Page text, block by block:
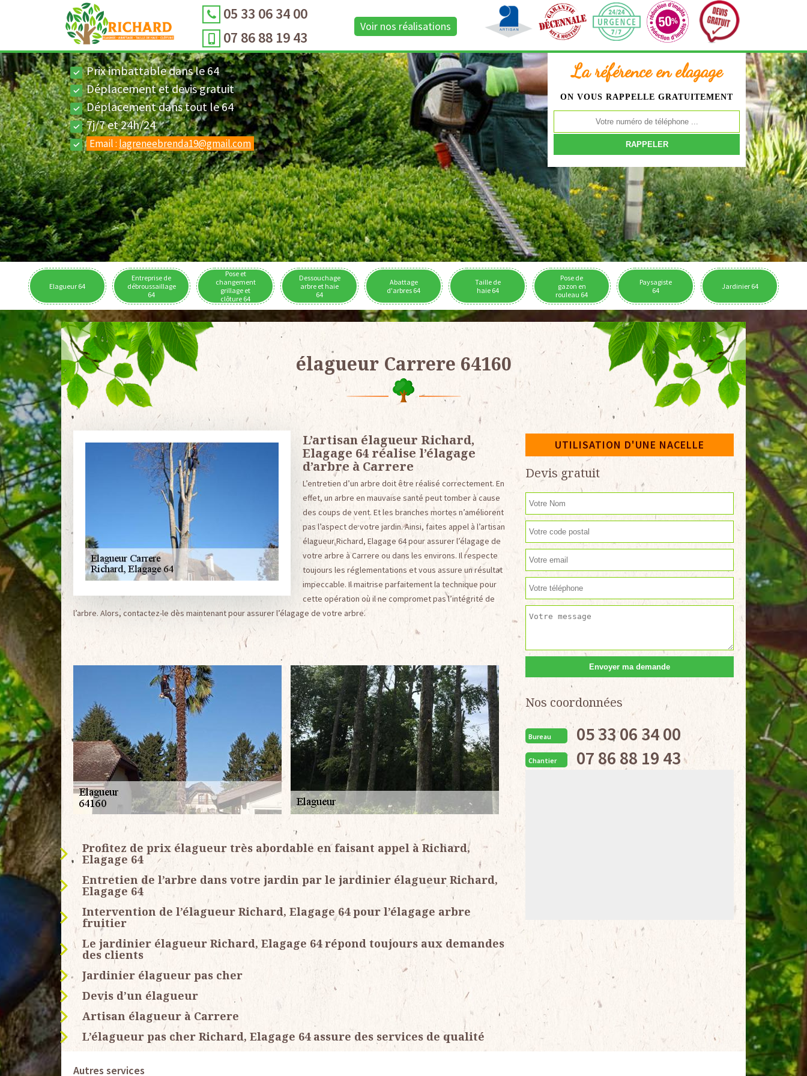
05 33 06 34 00
07 86 88 19 43
Voir nos réalisations
La référence en elagage
ON VOUS RAPPELLE GRATUITEMENT
Prix imbattable dans le 64
Déplacement et devis gratuit
Déplacement dans tout le 64
7j/7 et 24h/24
Email : lagreneebrenda19@gmail.com
Elagueur 64
Entreprise de
débroussaillage
64
Pose et
changement
grillage et
clôture 64
Dessouchage
arbre et haie
64
Abattage
d'arbres 64
Taille de
haie 64
Pose de
gazon en
rouleau 64
Paysagiste
64
Jardinier 64
élagueur Carrere 64160
L’artisan élagueur Richard,
Elagage 64 réalise l’élagage
d’arbre à Carrere
L’entretien d’un arbre doit être réalisé correctement. En
effet, un arbre en mauvaise santé peut tomber à cause
des coups de vent. Et les branches mortes n’améliorent
pas l’aspect de votre jardin. Ainsi, faites appel à l’artisan
élagueur Richard, Elagage 64 pour assurer l’élagage de
votre arbre à Carrere ou dans les environs. Il respecte
toujours les réglementations et vous assure un résultat
impeccable. Il maitrise parfaitement la technique pour
cette opération où il ne compromet pas l’intégrité de
l’arbre. Alors, contactez-le dès maintenant pour assurer l’élagage de votre arbre.
Profitez de prix élagueur très abordable en faisant appel à Richard,
Elagage 64
Entretien de l’arbre dans votre jardin par le jardinier élagueur Richard,
Elagage 64
Intervention de l’élagueur Richard, Elagage 64 pour l’élagage arbre
fruitier
Le jardinier élagueur Richard, Elagage 64 répond toujours aux demandes
des clients
Jardinier élagueur pas cher
Devis d’un élagueur
Artisan élagueur à Carrere
L’élagueur pas cher Richard, Elagage 64 assure des services de qualité
UTILISATION D'UNE NACELLE
Devis gratuit
Nos coordonnées
Bureau 05 33 06 34 00
Chantier 07 86 88 19 43
Autres services